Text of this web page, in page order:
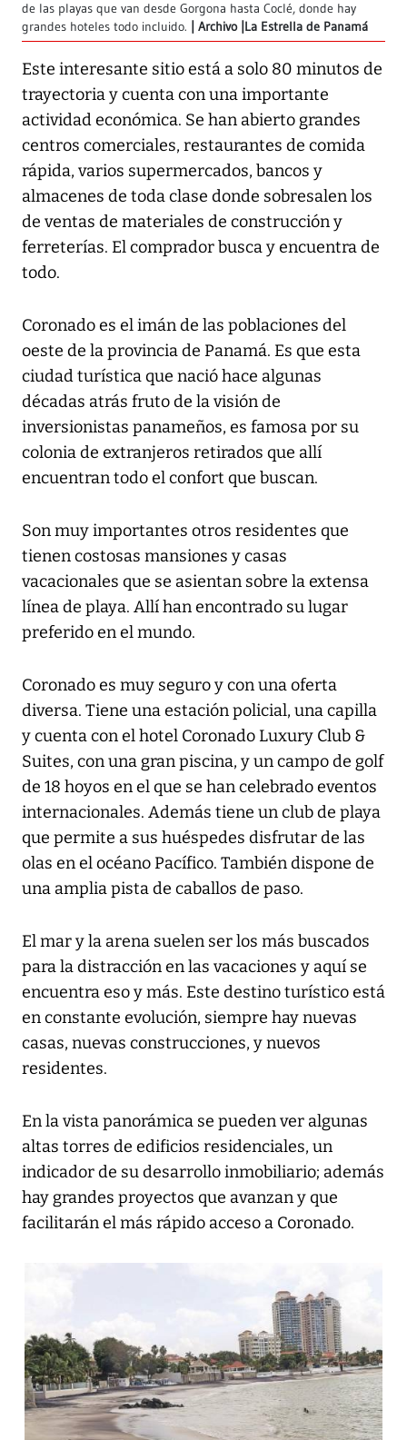
de las playas que van desde Gorgona hasta Coclé, donde hay
grandes hoteles todo incluido.
Archivo |La Estrella de Panamá
Este interesante sitio está a solo 80 minutos de
trayectoria y cuenta con una importante
actividad económica. Se han abierto grandes
centros comerciales, restaurantes de comida
rápida, varios supermercados, bancos y
almacenes de toda clase donde sobresalen los
de ventas de materiales de construcción y
ferreterías. El comprador busca y encuentra de
todo.
Coronado es el imán de las poblaciones del
oeste de la provincia de Panamá. Es que esta
ciudad turística que nació hace algunas
décadas atrás fruto de la visión de
inversionistas panameños, es famosa por su
colonia de extranjeros retirados que allí
encuentran todo el confort que buscan.
Son muy importantes otros residentes que
tienen costosas mansiones y casas
vacacionales que se asientan sobre la extensa
línea de playa. Allí han encontrado su lugar
preferido en el mundo.
Coronado es muy seguro y con una oferta
diversa. Tiene una estación policial, una capilla
y cuenta con el hotel Coronado Luxury Club &
Suites, con una gran piscina, y un campo de golf
de 18 hoyos en el que se han celebrado eventos
internacionales. Además tiene un club de playa
que permite a sus huéspedes disfrutar de las
olas en el océano Pacífico. También dispone de
una amplia pista de caballos de paso.
El mar y la arena suelen ser los más buscados
para la distracción en las vacaciones y aquí se
encuentra eso y más. Este destino turístico está
en constante evolución, siempre hay nuevas
casas, nuevas construcciones, y nuevos
residentes.
En la vista panorámica se pueden ver algunas
altas torres de edificios residenciales, un
indicador de su desarrollo inmobiliario; además
hay grandes proyectos que avanzan y que
facilitarán el más rápido acceso a Coronado.